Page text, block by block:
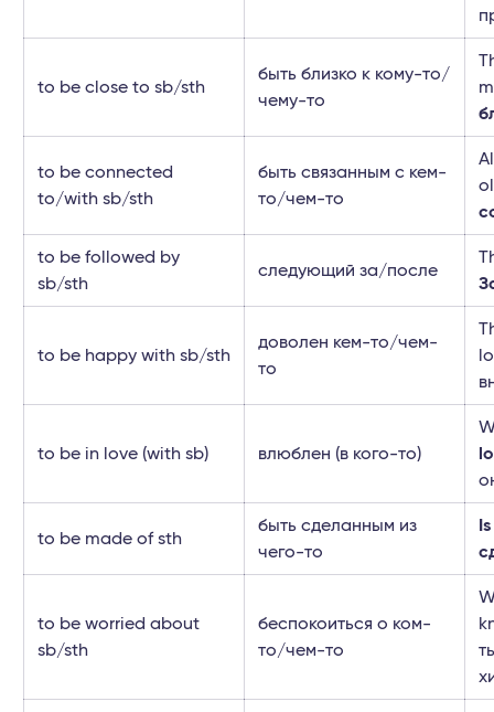
to be close to sb/sth
быть близко к кому-то/
чему-то
to be connected
to/with sb/sth
быть связанным с кем-
то/чем-то
to be followed by
sb/sth
следующий за/после
to be happy with sb/sth
доволен кем-то/чем-
то
to be in love (with sb) влюблен (в кого-то)
to be made of sth
быть сделанным из
чего-то
Is
to be worried about
sb/sth
беспокоиться о ком-
то/чем-то